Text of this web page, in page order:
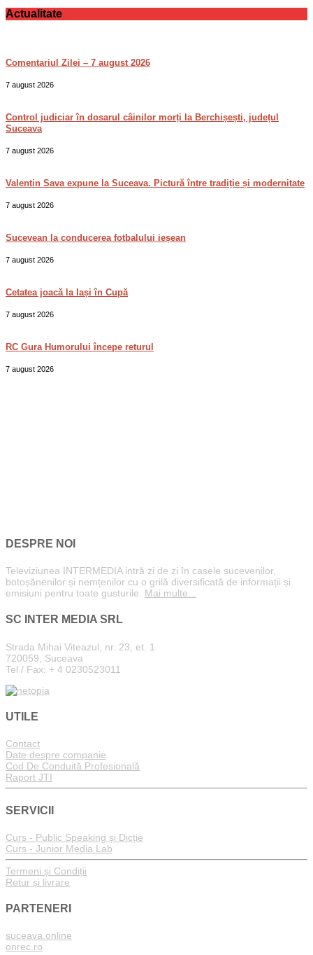
Actualitate
Comentariul Zilei – 7 august 2026
7 august 2026
Control judiciar în dosarul câinilor morți la Berchișești, județul
Suceava
7 august 2026
Valentin Sava expune la Suceava. Pictură între tradiție și modernitate
7 august 2026
Sucevean la conducerea fotbalului ieșean
7 august 2026
Cetatea joacă la Iași în Cupă
7 august 2026
RC Gura Humorului începe returul
7 august 2026
DESPRE NOI
Televiziunea INTERMEDIA intră zi de zi în casele sucevenilor,
botoșănenilor și nemțenilor cu o grilă diversificată de informații și
emisiuni pentru toate gusturile. Mai multe...
SC INTER MEDIA SRL
Strada Mihai Viteazul, nr. 23, et. 1
720059, Suceava
Tel / Fax: + 4 0230523011
UTILE
Contact
Date despre companie
Cod De Conduită Profesională
Raport JTI
SERVICII
Curs - Public Speaking și Dicție
Curs - Junior Media Lab
Termeni și Condiții
Retur și livrare
PARTENERI
suceava.online
onrec.ro